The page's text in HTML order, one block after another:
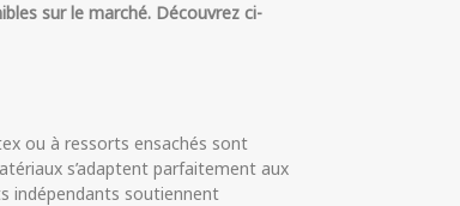
sur le marché. Découvrez ci-
ou à ressorts ensachés sont
s’adaptent parfaitement aux
indépendants soutiennent